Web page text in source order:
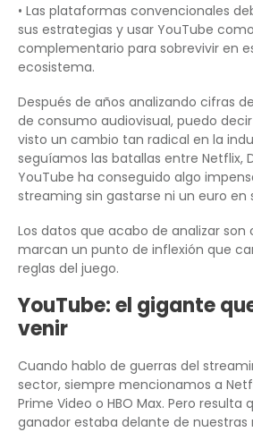
• Las plataformas convencionales
sus estrategias y usar YouTube
complementario para sobrevivir en
ecosistema.
Después de años analizando cifras
de consumo audiovisual, puedo
visto un cambio tan radical en la
seguíamos las batallas entre Netflix,
YouTube ha conseguido algo
streaming sin gastarse ni un euro en
Los datos que acabo de analizar
marcan un punto de inflexión que
reglas del juego.
YouTube: el gigante
venir
Cuando hablo de guerras del
sector, siempre mencionamos a
Prime Video o HBO Max. Pero resulta
ganador estaba delante de nuestras